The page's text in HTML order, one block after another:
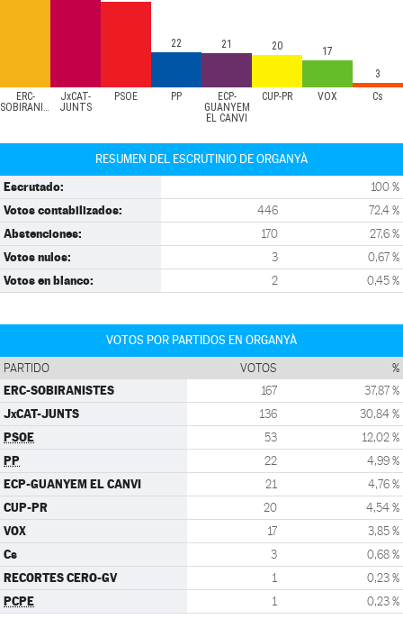
ERC-
SOBIRANISTES
JxCAT-
JUNTS
PSOE PP
ECP-
GUANYEM
EL CANVI
CUP-PR VOX Cs
22 21 20
17
3
RESUMEN DEL ESCRUTINIO DE ORGANYÀ
Escrutado: 100 %
Votos contabilizados: 446 72,4 %
Abstenciones: 170 27,6 %
Votos nulos: 3 0,67 %
Votos en blanco: 2 0,45 %
VOTOS POR PARTIDOS EN ORGANYÀ
PARTIDO VOTOS %
ERC-SOBIRANISTES 167 37,87 %
JxCAT-JUNTS 136 30,84 %
PSOE 53 12,02 %
PP 22 4,99 %
ECP-GUANYEM EL CANVI 21 4,76 %
CUP-PR 20 4,54 %
VOX 17 3,85 %
Cs 3 0,68 %
RECORTES CERO-GV 1 0,23 %
PCPE 1 0,23 %